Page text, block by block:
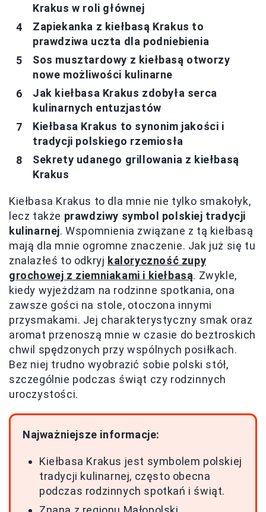
Krakus w roli głównej
Zapiekanka z kiełbasą Krakus to
prawdziwa uczta dla podniebienia
Sos musztardowy z kiełbasą otworzy
nowe możliwości kulinarne
Jak kiełbasa Krakus zdobyła serca
kulinarnych entuzjastów
Kiełbasa Krakus to synonim jakości i
tradycji polskiego rzemiosła
Sekrety udanego grillowania z kiełbasą
Krakus
Kiełbasa Krakus to dla mnie nie tylko smakołyk,
lecz także prawdziwy symbol polskiej tradycji
kulinarnej. Wspomnienia związane z tą kiełbasą
mają dla mnie ogromne znaczenie. Jak już się tu
znalazłeś to odkryj kaloryczność zupy
grochowej z ziemniakami i kiełbasą. Zwykle,
kiedy wyjeżdżam na rodzinne spotkania, ona
zawsze gości na stole, otoczona innymi
przysmakami. Jej charakterystyczny smak oraz
aromat przenoszą mnie w czasie do beztroskich
chwil spędzonych przy wspólnych posiłkach.
Bez niej trudno wyobrazić sobie polski stół,
szczególnie podczas świąt czy rodzinnych
uroczystości.
Najważniejsze informacje:
Kiełbasa Krakus jest symbolem polskiej
tradycji kulinarnej, często obecna
podczas rodzinnych spotkań i świąt.